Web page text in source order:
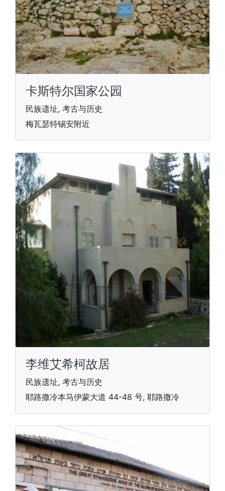
卡斯特尔国家公园
民族遗址, 考古与历史
梅瓦瑟特锡安附近
李维艾希柯故居
民族遗址, 考古与历史
耶路撒冷本马伊蒙大道 44-48 号, 耶路撒冷